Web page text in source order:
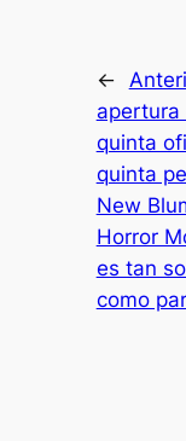
←
apertura
quinta
quinta
New
Horror
es tan
como